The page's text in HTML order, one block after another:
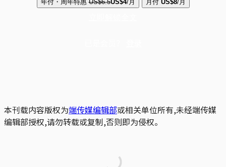
年付・周年特惠 US$6.5US$4/月 月付 US$8/月
本刊载内容版权为端传媒编辑部或相关单位所有,未经端传媒
编辑部授权,请勿转载或复制,否则即为侵权。